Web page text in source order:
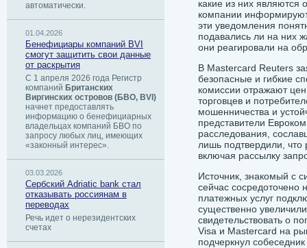
какие из них являются
компании
эти уведомления
подавались ли на них
они реагировали на
В Mastercard Reuters
безопасные и гибкие
комиссии отражают
торговцев и
мошенничества и
представители
расследования,
лишь подтвердили,
включая рассылку
Источник, знакомый с
сейчас сосредоточено
платежных услуг
существенно
свидетельствовать о
Visa и Mastercard на
подчеркнул
автоматически.
01.04.2026
Бенефициары компаний BVI
смогут защитить свои данные
от раскрытия
С 1 апреля 2026 года Регистр
компаний Британских
Виргинских островов (БВО, BVI)
начнет предоставлять
информацию о бенефициарных
владельцах компаний БВО по
запросу любых лиц, имеющих
«законный интерес».
03.03.2026
Сербский ​Adriatic bank стал
отказывать россиянам в
переводах
Речь идет о нерезидентских
счетах